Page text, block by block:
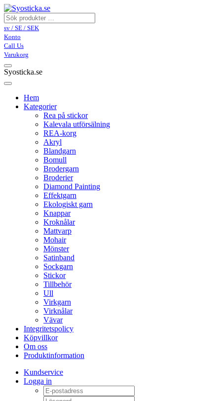
sv / SE / SEK
Konto
Call Us
Varukorg
Syosticka.se
Hem
Kategorier
Rea på stickor
Kalevala utförsälning
REA-korg
Akryl
Blandgarn
Bomull
Brodergarn
Broderier
Diamond Painting
Effektgarn
Ekologiskt garn
Knappar
Kroknålar
Mattvarp
Mohair
Mönster
Satinband
Sockgarn
Stickor
Tillbehör
Ull
Virkgarn
Virknålar
Vävar
Integritetspolicy
Köpvillkor
Om oss
Produktinformation
Kundservice
Logga in